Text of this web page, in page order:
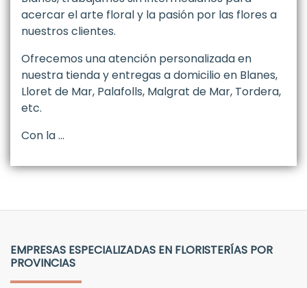
acercar el arte floral y la pasión por las flores a
nuestros clientes.
Ofrecemos una atención personalizada en
nuestra tienda y entregas a domicilio en Blanes,
Lloret de Mar, Palafolls, Malgrat de Mar, Tordera,
etc.
Con la …
EMPRESAS ESPECIALIZADAS EN FLORISTERÍAS POR
PROVINCIAS